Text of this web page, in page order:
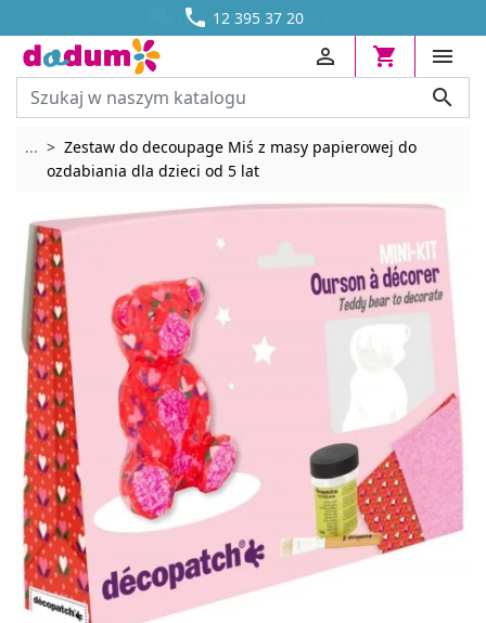
 12 395 37 20
DOSTAWA OD 13,70 ZŁ





... Rozwiń breadcrumbs
Zestaw do decoupage Miś z masy papierowej do
ozdabiania dla dzieci od 5 lat